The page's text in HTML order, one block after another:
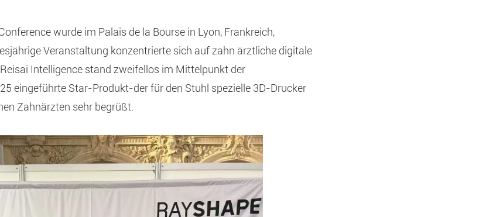
wurde im Palais de la Bourse in Lyon, Frankreich,
Veranstaltung konzentrierte sich auf zahn ärztliche digitale
Intelligence stand zweifellos im Mittelpunkt der
eingeführte Star-Produkt-der für den Stuhl spezielle 3D-Drucker
Zahnärzten sehr begrüßt.